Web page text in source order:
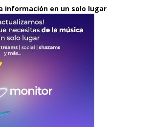
información en un solo lugar